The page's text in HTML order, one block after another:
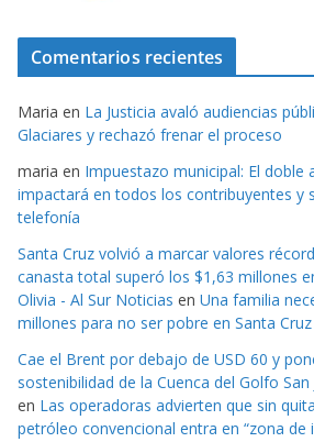
Comentarios recientes
Maria en La Justicia avaló audiencias
Glaciares y rechazó frenar el proceso
maria en Impuestazo municipal: El doble
impactará en todos los contribuyentes y
telefonía
Santa Cruz volvió a marcar valores
canasta total superó los $1,63 millones
Olivia - Al Sur Noticias en Una familia
millones para no ser pobre en Santa Cruz
Cae el Brent por debajo de USD 60 y
sostenibilidad de la Cuenca del Golfo
en Las operadoras advierten que sin
petróleo convencional entra en “zona de